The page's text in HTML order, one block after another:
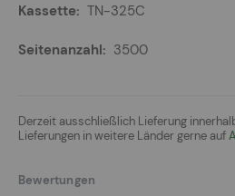
TN-325C
3500
Derzeit ausschließlich Lieferung
Lieferungen in weitere Länder gerne auf
Bewertungen